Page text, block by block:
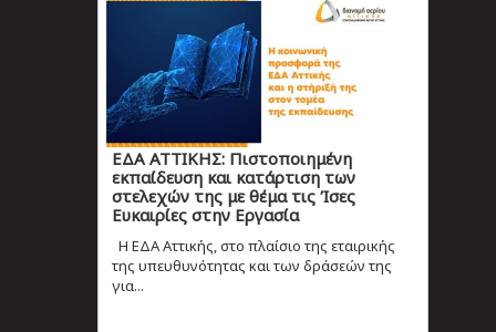
ΕΔΑ ΑΤΤΙΚΗΣ: Πιστοποιημένη
εκπαίδευση και κατάρτιση των
στελεχών της με θέμα τις Ίσες
Ευκαιρίες στην Εργασία
Η ΕΔΑ Αττικής, στο πλαίσιο της εταιρικής
της υπευθυνότητας και των δράσεών της
για...